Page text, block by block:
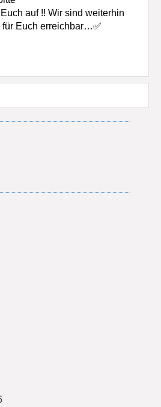
auf !! Wir sind weiterhin
Euch erreichbar…✅